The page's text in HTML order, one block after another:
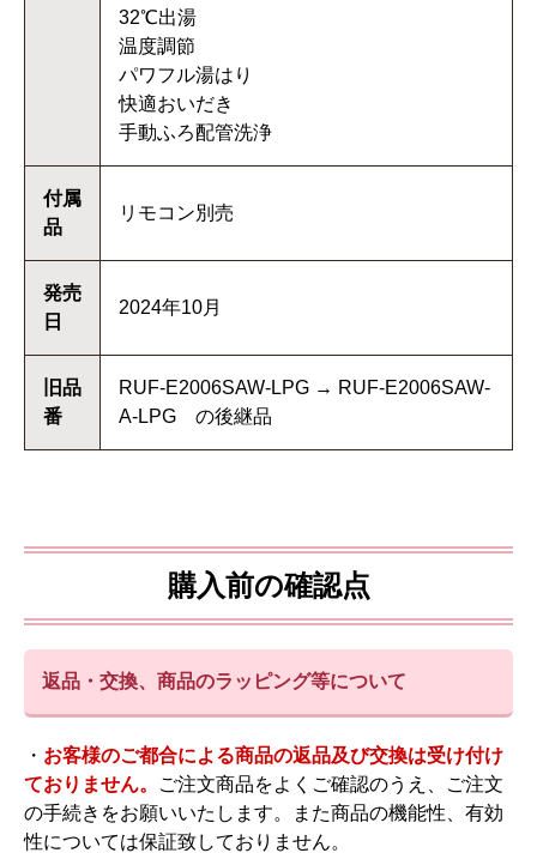
32℃出湯
温度調節
パワフル湯はり
快適おいだき
手動ふろ配管洗浄
付属
品
リモコン別売
発売
日
2024年10月
旧品
番
RUF-E2006SAW-LPG → RUF-E2006SAW-
A-LPG の後継品
購入前の確認点
返品・交換、商品のラッピング等について
・ お客様のご都合による商品の返品及び交換は受け付け
ておりません。
ご注文商品をよくご確認のうえ、ご注文
の手続きをお願いいたします。また商品の機能性、有効
性については保証致しておりません。